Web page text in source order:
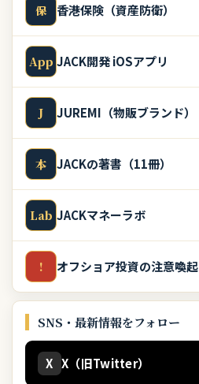
保 香港保険（資産防衛）
App JACK開発 iOSアプリ
J JUREMI（物販ブランド）
本 JACKの著書（11冊）
Lab JACKマネーラボ
! オフショア投資の注意喚起
SNS・最新情報をフォロー
X X（旧Twitter）